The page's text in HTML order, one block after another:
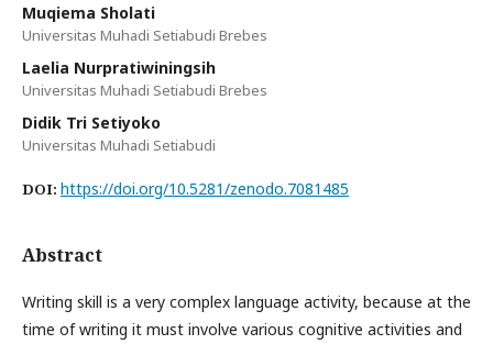
Muqiema Sholati
Universitas Muhadi Setiabudi Brebes
Laelia Nurpratiwiningsih
Universitas Muhadi Setiabudi Brebes
Didik Tri Setiyoko
Universitas Muhadi Setiabudi
DOI: https://doi.org/10.5281/zenodo.7081485
Abstract
Writing skill is a very complex language activity, because at the
time of writing it must involve various cognitive activities and